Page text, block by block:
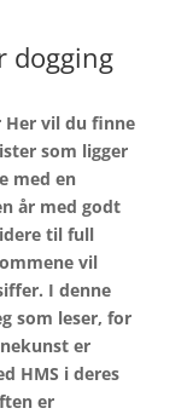
dogging
Her vil du finne
som ligger
med en
år med godt
til full
vil
I denne
som leser, for
er
HMS i deres
er